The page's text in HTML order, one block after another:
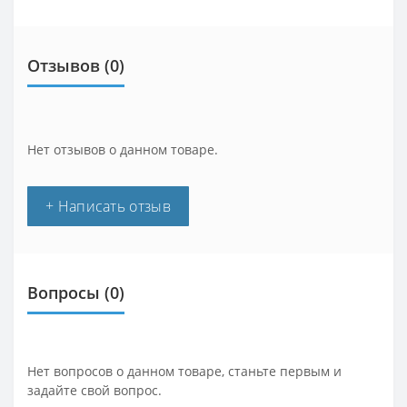
Отзывов (0)
Нет отзывов о данном товаре.
+ Написать отзыв
Вопросы (0)
Нет вопросов о данном товаре, станьте первым и
задайте свой вопрос.